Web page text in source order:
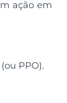
ação em
PPO).